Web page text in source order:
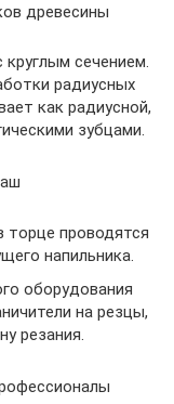
древесины
круглым сечением.
радиусных
как радиусной,
зубцами.
торце проводятся
напильника.
оборудования
на резцы,
резания.